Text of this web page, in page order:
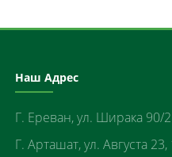
Наш Адрес
Г. Ереван, ул. Ширака 90/2
Г. Арташат, ул. Августа